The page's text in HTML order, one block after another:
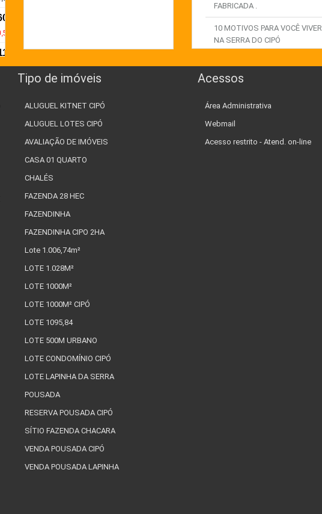
FABRICADA .
10 MOTIVOS PARA VOCÊ VIVER
NA SERRA DO CIPÓ
AVENTURA PRATICADOS NA SE
CONSTRUIR UMA POUSADA NA
SERRA D
EXPLORE AS MELHORES
Tipo de imóveis
ALUGUEL KITNET CIPÓ
ALUGUEL LOTES CIPÓ
AVALIAÇÃO DE IMÓVEIS
CASA 01 QUARTO
CHALÉS
FAZENDA 28 HEC
FAZENDINHA
FAZENDINHA CIPO 2HA
Lote 1.006,74m²
LOTE 1.028M²
LOTE 1000M²
LOTE 1000M² CIPÓ
LOTE 1095,84
LOTE 500M URBANO
LOTE CONDOMÍNIO CIPÓ
LOTE LAPINHA DA SERRA
POUSADA
RESERVA POUSADA CIPÓ
SÍTIO FAZENDA CHACARA
VENDA POUSADA CIPÓ
VENDA POUSADA LAPINHA
Acessos
Área Administrativa
Webmail
Acesso restrito - Atend. on-line